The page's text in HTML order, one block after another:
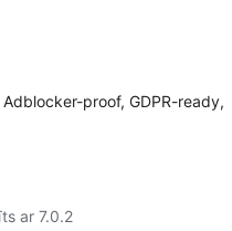
proof, GDPR-ready,
ar 7.0.2